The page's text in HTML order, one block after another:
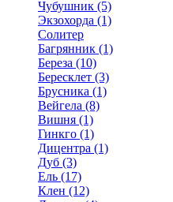
Чубушник (5)
Экзохорда (1)
Солитер
Багрянник (1)
Береза (10)
Бересклет (3)
Брусника (1)
Вейгела (8)
Вишня (1)
Гинкго (1)
Дицентра (1)
Дуб (3)
Ель (17)
Клен (12)